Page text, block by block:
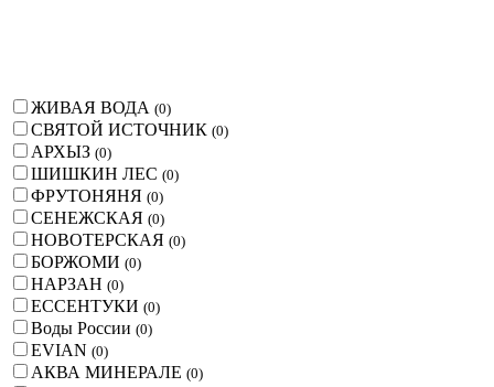
ЖИВАЯ ВОДА (0)
СВЯТОЙ ИСТОЧНИК (0)
АРХЫЗ (0)
ШИШКИН ЛЕС (0)
ФРУТОНЯНЯ (0)
СЕНЕЖСКАЯ (0)
НОВОТЕРСКАЯ (0)
БОРЖОМИ (0)
НАРЗАН (0)
ЕССЕНТУКИ (0)
Воды России (0)
EVIAN (0)
АКВА МИНЕРАЛЕ (0)